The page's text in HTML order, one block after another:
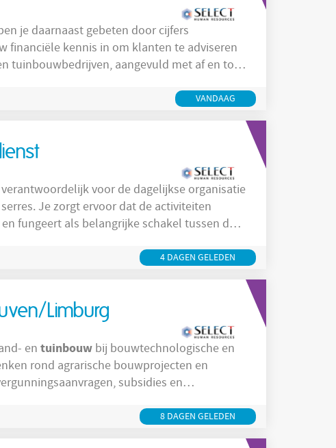
je daarnaast gebeten door cijfers
tuinbouwbedrijven, aangevuld met af en toe
Je denkt en zoekt
VANDAAG
voor de dagelijkse organisatie
Je zorgt ervoor dat de activiteiten
fungeert als belangrijke schakel tussen de
4 DAGEN GELEDEN
Limburg
en tuinbouwbij bouwtechnologische en
8 DAGEN GELEDEN